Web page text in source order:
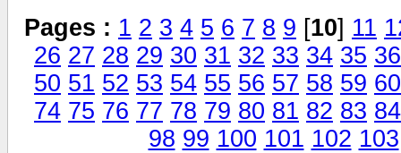
Pages : 1 2 3 4 5 6 7 8 9 [10] 11
26 27 28 29 30 31 32 33 34 35 36
50 51 52 53 54 55 56 57 58 59 60
74 75 76 77 78 79 80 81 82 83 84
98 99 100 101 102 103